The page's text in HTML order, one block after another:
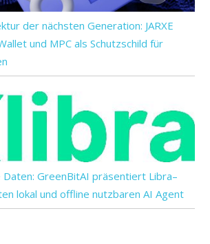
der nächsten Generation: JARXE
und MPC als Schutzschild für
GreenBitAI präsentiert Libra–
lokal und offline nutzbaren AI Agent